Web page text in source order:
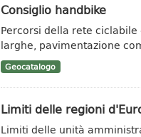
Consiglio handbike
Percorsi della rete
larghe, pavimentazione
Geocatalogo
Limiti delle regioni
Limiti delle unità